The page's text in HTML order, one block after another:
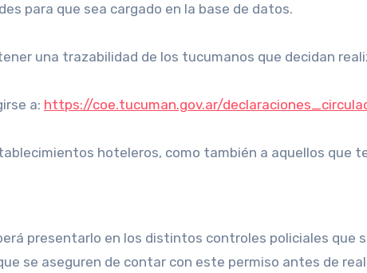
para que sea cargado en la base de datos.
una trazabilidad de los tucumanos que decidan
a: https://coe.tucuman.gov.ar/
hoteleros, como también a aquellos que
presentarlo en los distintos controles policiales que
se aseguren de contar con este permiso antes de